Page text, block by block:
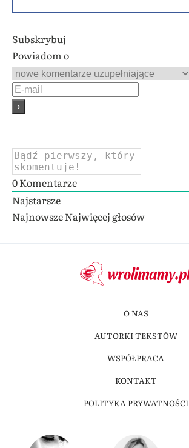
Subskrybuj
Powiadom o
0Komentarze
Najstarsze
NajnowszeNajwięcej głosów
O NAS
AUTORKI TEKSTÓW
WSPÓŁPRACA
KONTAKT
POLITYKA PRYWATNOŚCI